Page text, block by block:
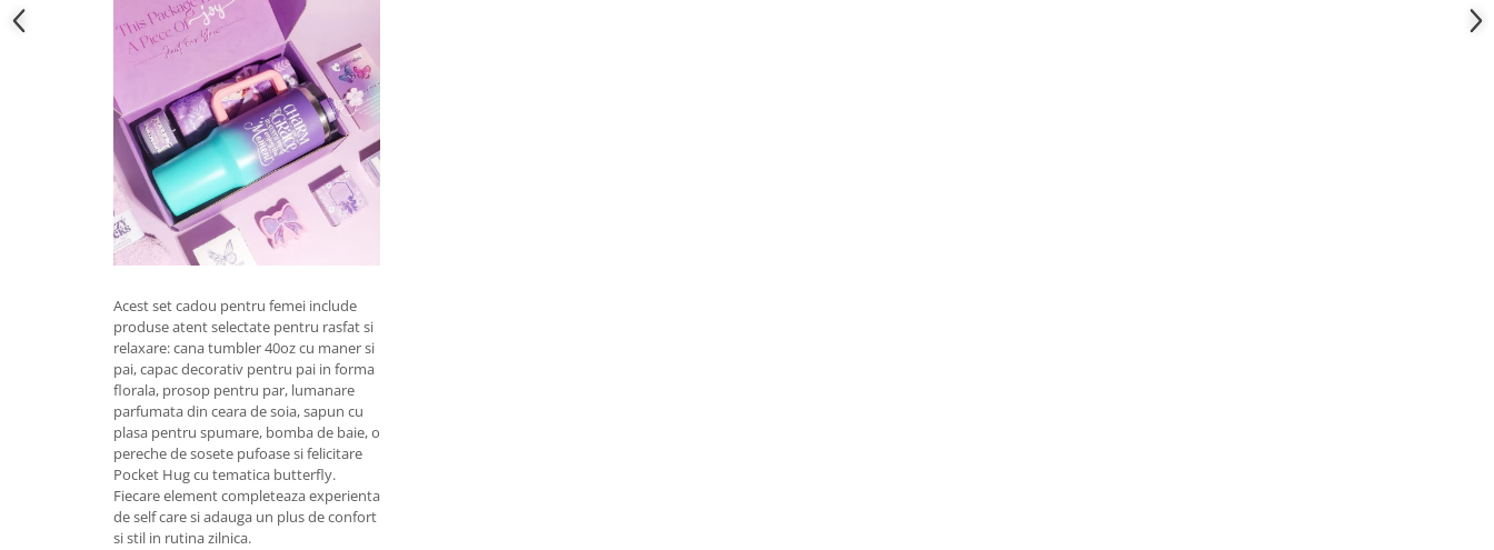
Acest set cadou pentru femei include
produse atent selectate pentru rasfat si
relaxare: cana tumbler 40oz cu maner si
pai, capac decorativ pentru pai in forma
florala, prosop pentru par, lumanare
parfumata din ceara de soia, sapun cu
plasa pentru spumare, bomba de baie, o
pereche de sosete pufoase si felicitare
Pocket Hug cu tematica butterfly.
Fiecare element completeaza experienta
de self care si adauga un plus de confort
si stil in rutina zilnica.